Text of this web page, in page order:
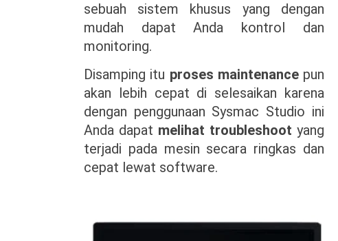
sebuah sistem khusus yang dengan
mudah dapat Anda kontrol dan
monitoring.
Disamping itu proses maintenancepun
akan lebih cepat di selesaikan karena
dengan penggunaan Sysmac Studio ini
Anda dapat melihat troubleshoot yang
terjadi pada mesin secara ringkas dan
cepat lewat software.